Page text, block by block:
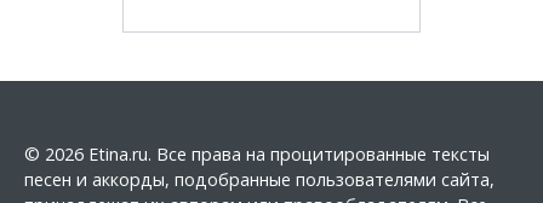
© 2026 Etina.ru. Все права на процитированные тексты
песен и аккорды, подобранные пользователями сайта,